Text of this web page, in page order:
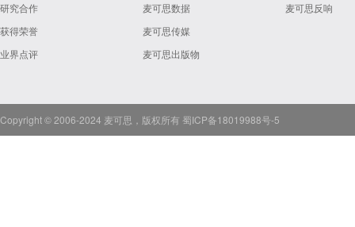
研究合作
获得荣誉
业界点评
麦可思数据
麦可思传媒
麦可思出版物
麦可思反响
Copyright © 2006-2024 麦可思，版权所有 蜀ICP备18019988号-5